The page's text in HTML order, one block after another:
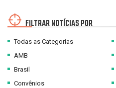
FILTRAR NOTÍCIAS POR
Todas as Categorias
AMB
Brasil
Convênios